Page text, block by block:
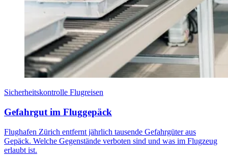
Sicherheitskontrolle Flugreisen
Gefahrgut im Fluggepäck
Flughafen Zürich entfernt jährlich tausende Gefahrgüter aus
Gepäck. Welche Gegenstände verboten sind und was im Flugzeug
erlaubt ist.